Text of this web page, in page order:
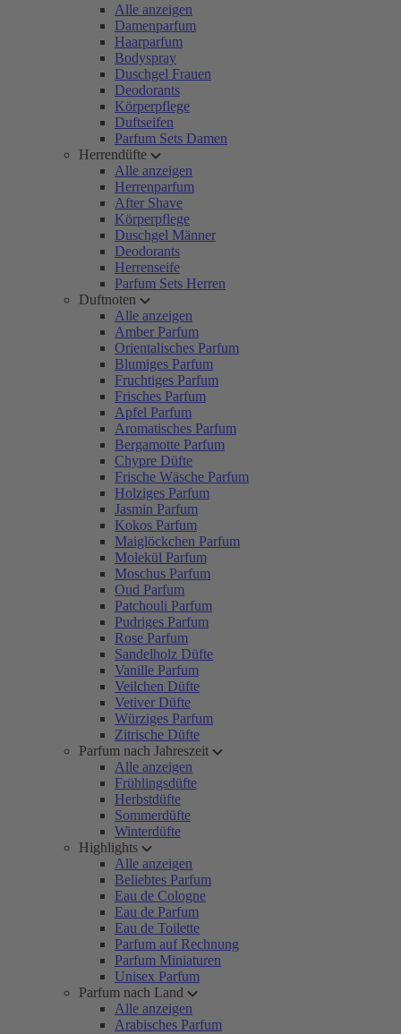
Alle anzeigen
Damenparfum
Haarparfum
Bodyspray
Duschgel Frauen
Deodorants
Körperpflege
Duftseifen
Parfum Sets Damen
Herrendüfte
Alle anzeigen
Herrenparfum
After Shave
Körperpflege
Duschgel Männer
Deodorants
Herrenseife
Parfum Sets Herren
Duftnoten
Alle anzeigen
Amber Parfum
Orientalisches Parfum
Blumiges Parfum
Fruchtiges Parfum
Frisches Parfum
Apfel Parfum
Aromatisches Parfum
Bergamotte Parfum
Chypre Düfte
Frische Wäsche Parfum
Holziges Parfum
Jasmin Parfum
Kokos Parfum
Maiglöckchen Parfum
Molekül Parfum
Moschus Parfum
Oud Parfum
Patchouli Parfum
Pudriges Parfum
Rose Parfum
Sandelholz Düfte
Vanille Parfum
Veilchen Düfte
Vetiver Düfte
Würziges Parfum
Zitrische Düfte
Parfum nach Jahreszeit
Alle anzeigen
Frühlingsdüfte
Herbstdüfte
Sommerdüfte
Winterdüfte
Highlights
Alle anzeigen
Beliebtes Parfum
Eau de Cologne
Eau de Parfum
Eau de Toilette
Parfum auf Rechnung
Parfum Miniaturen
Unisex Parfum
Parfum nach Land
Alle anzeigen
Arabisches Parfum